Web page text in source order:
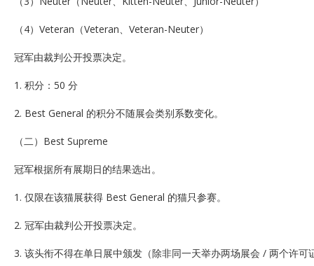
（4）Veteran（Veteran、Veteran-Neuter）
冠军由裁判公开投票决定。
1. 积分：50 分
2. Best General 的积分不随展会类别系数变化。
（二）Best Supreme
冠军根据所有展期日的结果选出。
1. 仅限在该猫展获得 Best General 的猫只参赛。
2. 冠军由裁判公开投票决定。
3. 该头衔不得在单日展中颁发（除非同一天举办两场展会 / 两个许可